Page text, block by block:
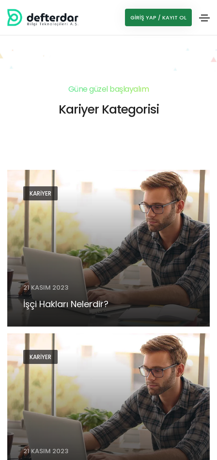
GIRIŞ YAP / KAYIT OL
Güne güzel başlayalım
Kariyer Kategorisi
KARIYER
21 KASIM 2023
İşçi Hakları Nelerdir?
KARIYER
21 KASIM 2023